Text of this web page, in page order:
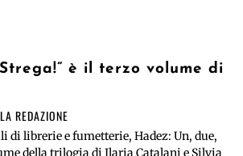
Strega!” è il terzo volume di
LA REDAZIONE
di librerie e fumetterie, Hadez: Un, due,